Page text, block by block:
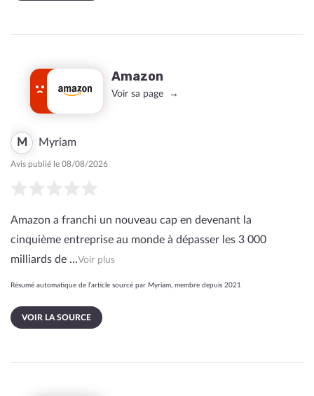
Amazon
Voir sa page
M Myriam
Avis publié le 08/08/2026
Amazon a franchi un nouveau cap en devenant la
cinquième entreprise au monde à dépasser les 3 000
milliards de …Voir plus
Résumé automatique de l’article sourcé par Myriam, membre depuis 2021
VOIR LA SOURCE